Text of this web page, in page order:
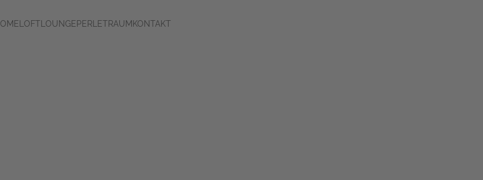
LOFT LOUNGEPERLETRAUM KONTAKT